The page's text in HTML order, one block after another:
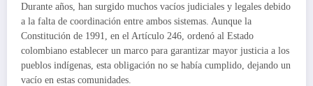
Durante años, han surgido muchos vacíos judiciales y legales debido
a la falta de coordinación entre ambos sistemas. Aunque la
Constitución de 1991, en el Artículo 246, ordenó al Estado
colombiano establecer un marco para garantizar mayor justicia a los
pueblos indígenas, esta obligación no se había cumplido, dejando un
vacío en estas comunidades.